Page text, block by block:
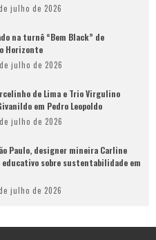
julho de 2026
na turnê “Bem Black” de
Horizonte
julho de 2026
de Lima e Trio Virgulino
em Pedro Leopoldo
julho de 2026
Paulo, designer mineira Carline
sobre sustentabilidade em
julho de 2026